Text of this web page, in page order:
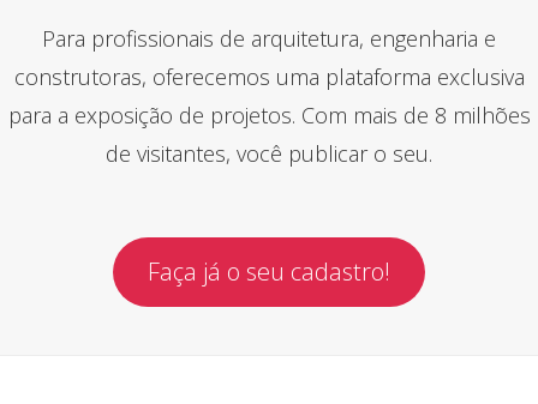
Para profissionais de arquitetura, engenharia e
construtoras, oferecemos uma plataforma exclusiva
para a exposição de projetos. Com mais de 8 milhões
de visitantes, você publicar o seu.
Faça já o seu cadastro!